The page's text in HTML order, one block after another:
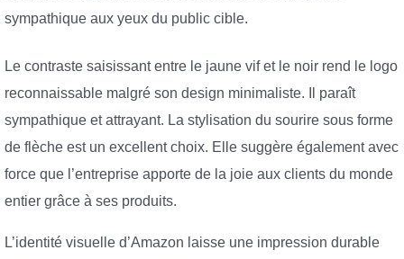
sympathique aux yeux du public cible.
Le contraste saisissant entre le jaune vif et le noir rend le logo
reconnaissable malgré son design minimaliste. Il paraît
sympathique et attrayant. La stylisation du sourire sous forme
de flèche est un excellent choix. Elle suggère également avec
force que l’entreprise apporte de la joie aux clients du monde
entier grâce à ses produits.
L’identité visuelle d’Amazon laisse une impression durable